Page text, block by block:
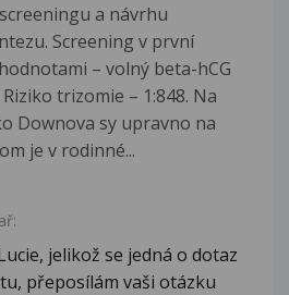
a návrhu
Screening v první
– volný beta-hCG
Riziko trizomie – 1:848. Na
Downova sy upravno na
je v rodinné...
jelikož se jedná o dotaz
přeposílám vaši otázku